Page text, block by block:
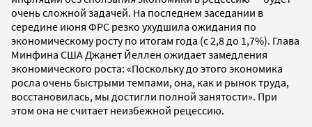
очень сложной задачей. На последнем заседании в
середине июня ФРС резко ухудшила ожидания по
экономическому росту по итогам года (с 2,8 до 1,7%). Глава
Минфина США Джанет Йеллен ожидает замедления
экономического роста: «Поскольку до этого экономика
росла очень быстрыми темпами, она, как и рынок труда,
восстановилась, мы достигли полной занятости». При
этом она не считает неизбежной рецессию.